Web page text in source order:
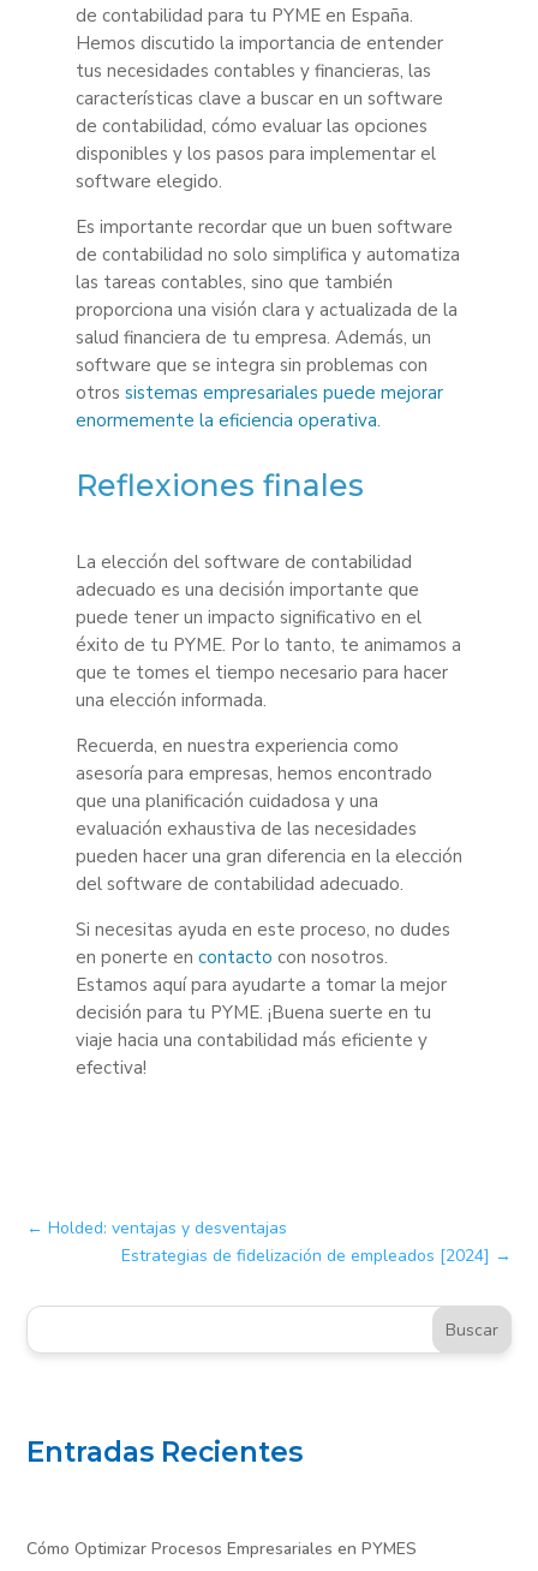
de contabilidad para tu PYME en España.
Hemos discutido la importancia de entender
tus necesidades contables y financieras, las
características clave a buscar en un software
de contabilidad, cómo evaluar las opciones
disponibles y los pasos para implementar el
software elegido.
Es importante recordar que un buen software
de contabilidad no solo simplifica y automatiza
las tareas contables, sino que también
proporciona una visión clara y actualizada de la
salud financiera de tu empresa. Además, un
software que se integra sin problemas con
otros sistemas empresariales puede mejorar
enormemente la eficiencia operativa.
Reflexiones finales
La elección del software de contabilidad
adecuado es una decisión importante que
puede tener un impacto significativo en el
éxito de tu PYME. Por lo tanto, te animamos a
que te tomes el tiempo necesario para hacer
una elección informada.
Recuerda, en nuestra experiencia como
asesoría para empresas, hemos encontrado
que una planificación cuidadosa y una
evaluación exhaustiva de las necesidades
pueden hacer una gran diferencia en la elección
del software de contabilidad adecuado.
Si necesitas ayuda en este proceso, no dudes
en ponerte en contacto con nosotros.
Estamos aquí para ayudarte a tomar la mejor
decisión para tu PYME. ¡Buena suerte en tu
viaje hacia una contabilidad más eficiente y
efectiva!
←Holded: ventajas y desventajas
Estrategias de fidelización de empleados [2024] →
Buscar
Entradas Recientes
Cómo Optimizar Procesos Empresariales en PYMES